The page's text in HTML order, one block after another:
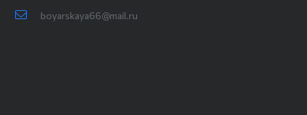
boyarskaya66@mail.ru